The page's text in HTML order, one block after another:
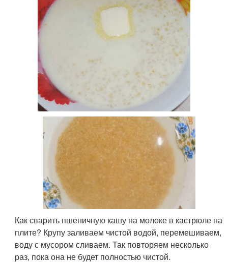
Как сварить пшеничную кашу на молоке в кастрюле на
плите? Крупу заливаем чистой водой, перемешиваем,
воду с мусором сливаем. Так повторяем несколько
раз, пока она не будет полностью чистой.